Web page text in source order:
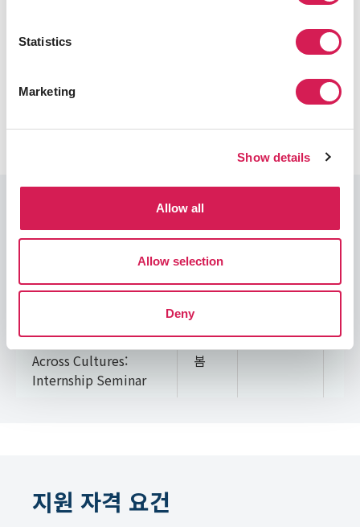
Statistics
Marketing
Show details
Allow all
Allow selection
Deny
IES Abroad Courses
Disciplines (1)
Internship Seminar
Internship Seminar (1)
IN 395 - Leading
Across Cultures:
Internship Seminar
가을,
봄
영어학
지원 자격 요건